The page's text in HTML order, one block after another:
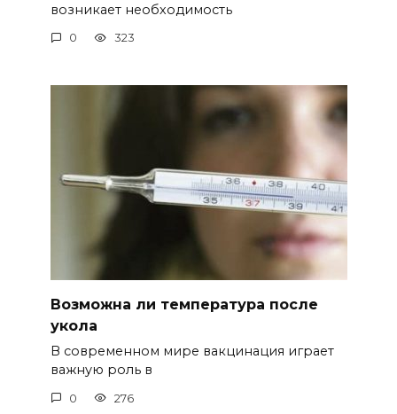
возникает необходимость
0 323
Возможна ли температура после
укола
В современном мире вакцинация играет
важную роль в
0 276